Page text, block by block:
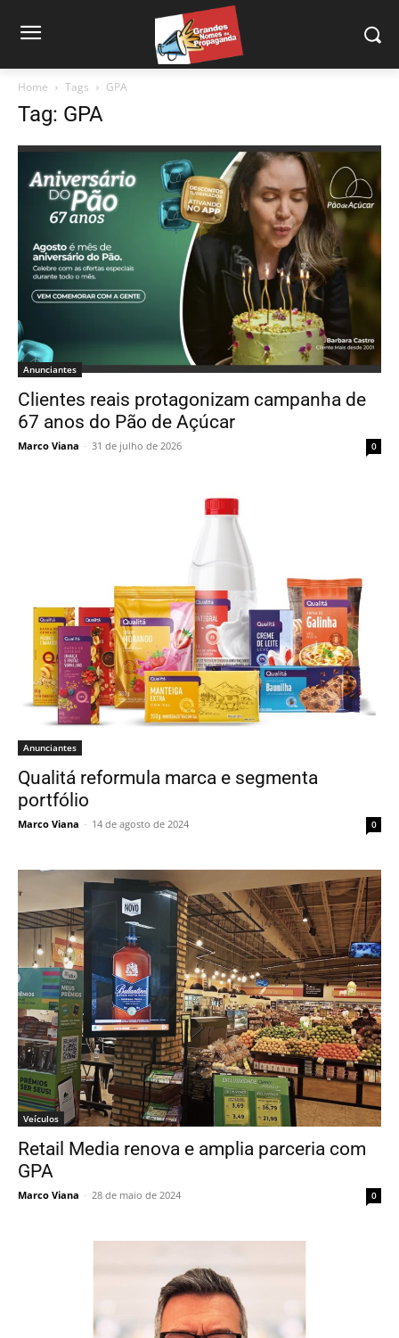
Home Tags GPA
Tag: GPA
Anunciantes
Clientes reais protagonizam campanha de
67 anos do Pão de Açúcar
Marco Viana - 31 de julho de 2026 0
Anunciantes
Qualitá reformula marca e segmenta
portfólio
Marco Viana - 14 de agosto de 2024 0
Veículos
Retail Media renova e amplia parceria com
GPA
Marco Viana - 28 de maio de 2024 0